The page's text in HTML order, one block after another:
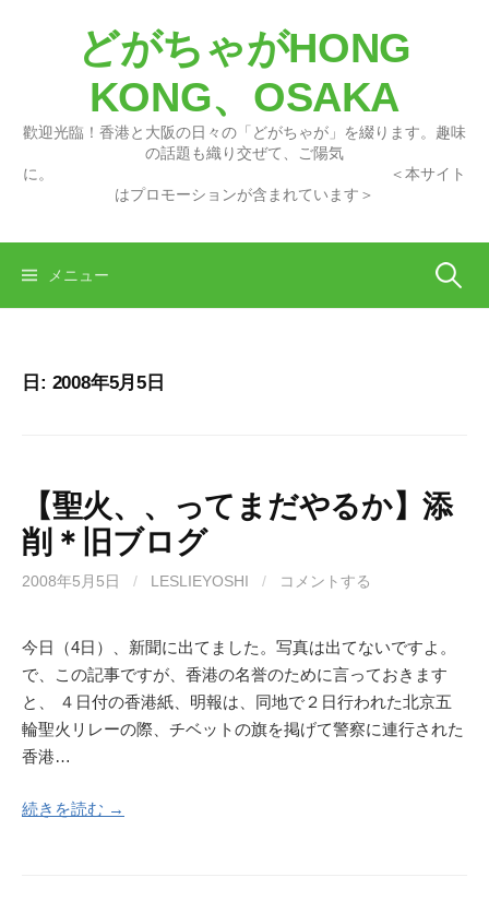
どがちゃがHONG
KONG、OSAKA
歡迎光臨！香港と大阪の日々の「どがちゃが」を綴ります。趣味
の話題も織り交ぜて、ご陽気
に。 ＜本サイト
はプロモーションが含まれています＞
メニュー 検
日: 2008年5月5日
【聖火、、ってまだやるか】添
削＊旧ブログ
2008年5月5日 / LESLIEYOSHI / コメントする
今日（4日）、新聞に出てました。写真は出てないですよ。
で、この記事ですが、香港の名誉のために言っておきます
と、 ４日付の香港紙、明報は、同地で２日行われた北京五
輪聖火リレーの際、チベットの旗を掲げて警察に連行された
香港…
続きを読む →